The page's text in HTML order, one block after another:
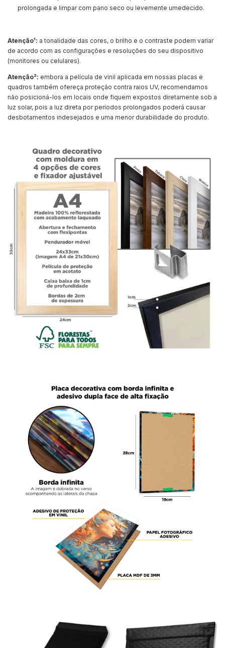
prolongada e limpar com pano seco ou levemente umedecido.
Atenção¹: a tonalidade das cores, o brilho e o contraste podem variar
de acordo com as configurações e resoluções do seu dispositivo
(monitores ou celulares).
Atenção²: embora a película de vinil aplicada em nossas placas e
quadros também ofereça proteção contra raios UV, recomendamos
não posicioná-los em locais onde fiquem expostos diretamente sob a
luz solar, pois a luz direta por períodos prolongados poderá causar
desbotamentos indesejados e uma menor durabilidade do produto.